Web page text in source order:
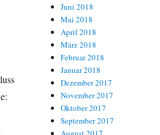
Juni 2018
Mai 2018
April 2018
März 2018
Februar 2018
Januar 2018
Dezember 2017
November 2017
Oktober 2017
September 2017